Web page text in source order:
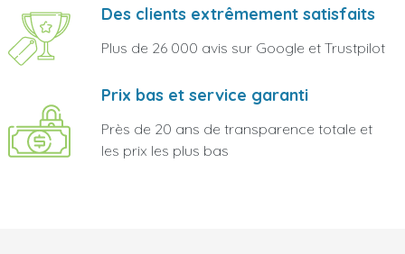
Des clients extrêmement satisfaits
Plus de 26 000 avis sur Google et Trustpilot
Prix bas et service garanti
Près de 20 ans de transparence totale et
les prix les plus bas